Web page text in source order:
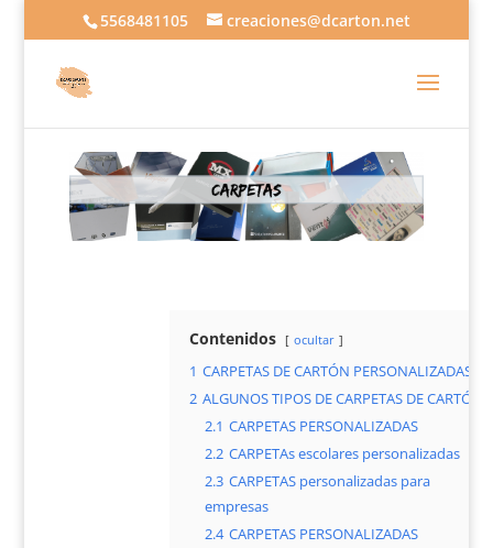
5568481105 creaciones@dcarton.net
Contenidos ocultar
1 CARPETAS DE CARTÓN PERSONALIZADAS
2 ALGUNOS TIPOS DE CARPETAS DE CARTÓN
2.1 CARPETAS PERSONALIZADAS
2.2 CARPETAs escolares personalizadas
2.3 CARPETAS personalizadas para
empresas
2.4 CARPETAS PERSONALIZADAS